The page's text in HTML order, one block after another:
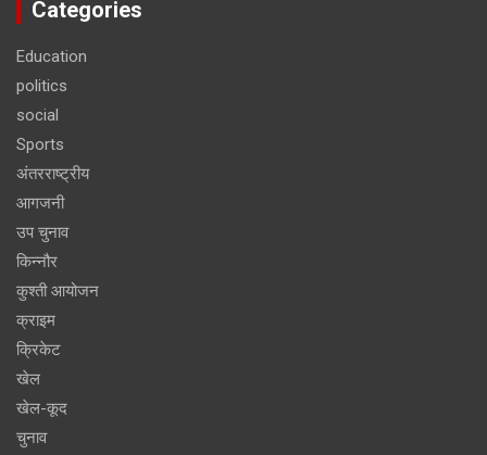
Categories
Education
politics
social
Sports
अंतरराष्ट्रीय
आगजनी
उप चुनाव
किन्नौर
कुश्ती आयोजन
क्राइम
क्रिकेट
खेल
खेल-कूद
चुनाव